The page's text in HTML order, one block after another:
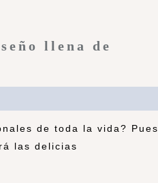
llena de
de toda la vida? Pues
las delicias